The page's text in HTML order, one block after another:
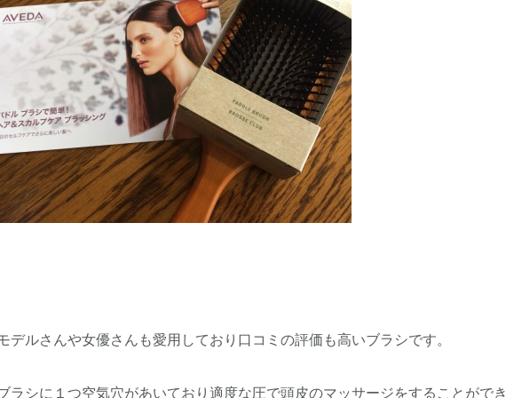
デルさんや女優さんも愛用しており口コミの評価も高いブラシです。
ラシに１つ空気穴があいており適度な圧で頭皮のマッサージをすることがで